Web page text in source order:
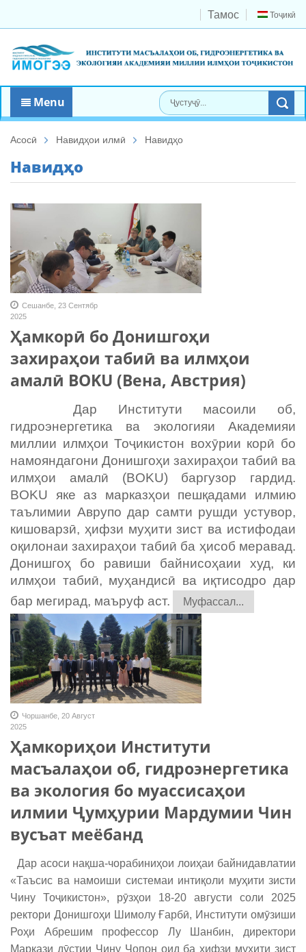
Тоҷикӣ
Тамос
Menu
Асосӣ Навидҳои илмӣ Навидҳо
Навидҳо
Сешанбе, 23 Сентябр
2025
Ҳамкорӣ бо Донишгоҳи
захираҳои табиӣ ва илмҳои
амалӣ BOKU (Вена, Австрия)
Дар Институти масоили об,
гидроэнергетика ва экологияи Академияи
миллии илмҳои Тоҷикистон вохӯрии корӣ бо
намояндагони Донишгоҳи захираҳои табиӣ ва
илмҳои амалӣ (BOKU) баргузор гардид.
BOKU яке аз марказҳои пешқадами илмию
таълимии Аврупо дар самти рушди устувор,
кишоварзӣ, ҳифзи муҳити зист ва истифодаи
оқилонаи захираҳои табиӣ ба ҳисоб меравад.
Донишгоҳ бо равиши байнисоҳаии худ, ки
илмҳои табиӣ, муҳандисӣ ва иқтисодро дар
бар мегирад, маъруф аст.
Муфассал...
Чоршанбе, 20 Август
2025
Ҳамкориҳои Институти
масъалаҳои об, гидроэнергетика
ва экология бо муассисаҳои
илмии Ҷумҳурии Мардумии Чин
вусъат меёбанд
Дар асоси нақша-чорабиниҳои лоиҳаи байнидавлатии
«Таъсис ва намоиши системаи интиқоли муҳити зисти
Чину Тоҷикистон», рӯзҳои 18-20 августи соли 2025
ректори Донишгоҳи Шимолу Ғарбӣ, Институти омӯзиши
Роҳи Абрешим профессор Лу Шанбин, директори
Маркази дӯстии Чину Ҷопон оид ба ҳифзи муҳити зист